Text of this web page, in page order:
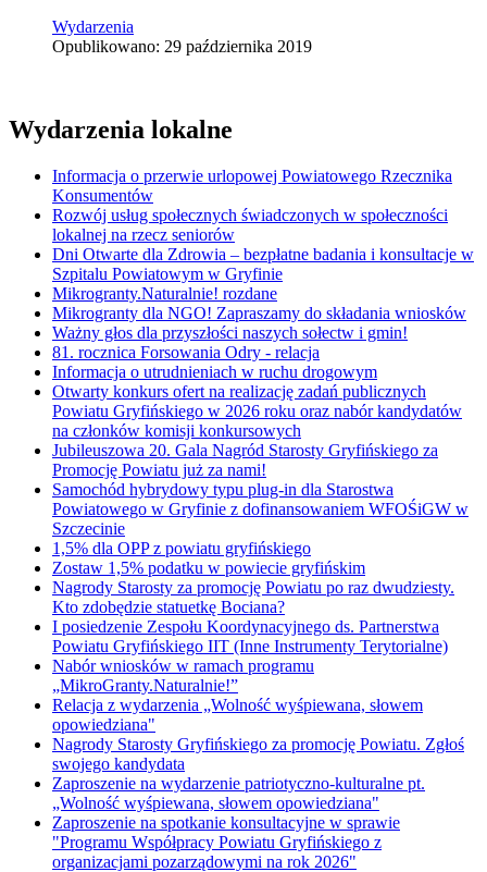
Wydarzenia
Opublikowano: 29 października 2019
Wydarzenia lokalne
Informacja o przerwie urlopowej Powiatowego Rzecznika
Konsumentów
Rozwój usług społecznych świadczonych w społeczności
lokalnej na rzecz seniorów
Dni Otwarte dla Zdrowia – bezpłatne badania i konsultacje w
Szpitalu Powiatowym w Gryfinie
Mikrogranty.Naturalnie! rozdane
Mikrogranty dla NGO! Zapraszamy do składania wniosków
Ważny głos dla przyszłości naszych sołectw i gmin!
81. rocznica Forsowania Odry - relacja
Informacja o utrudnieniach w ruchu drogowym
Otwarty konkurs ofert na realizację zadań publicznych
Powiatu Gryfińskiego w 2026 roku oraz nabór kandydatów
na członków komisji konkursowych
Jubileuszowa 20. Gala Nagród Starosty Gryfińskiego za
Promocję Powiatu już za nami!
Samochód hybrydowy typu plug-in dla Starostwa
Powiatowego w Gryfinie z dofinansowaniem WFOŚiGW w
Szczecinie
1,5% dla OPP z powiatu gryfińskiego
Zostaw 1,5% podatku w powiecie gryfińskim
Nagrody Starosty za promocję Powiatu po raz dwudziesty.
Kto zdobędzie statuetkę Bociana?
I posiedzenie Zespołu Koordynacyjnego ds. Partnerstwa
Powiatu Gryfińskiego IIT (Inne Instrumenty Terytorialne)
Nabór wniosków w ramach programu
„MikroGranty.Naturalnie!”
Relacja z wydarzenia „Wolność wyśpiewana, słowem
opowiedziana"
Nagrody Starosty Gryfińskiego za promocję Powiatu. Zgłoś
swojego kandydata
Zaproszenie na wydarzenie patriotyczno-kulturalne pt.
„Wolność wyśpiewana, słowem opowiedziana"
Zaproszenie na spotkanie konsultacyjne w sprawie
"Programu Współpracy Powiatu Gryfińskiego z
organizacjami pozarządowymi na rok 2026"